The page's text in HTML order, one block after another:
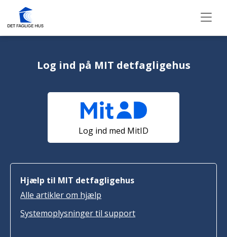
Log ind på MIT detfagligehus
Log ind med MitID
Hjælp til MIT detfagligehus
Alle artikler om hjælp
Systemoplysninger til support